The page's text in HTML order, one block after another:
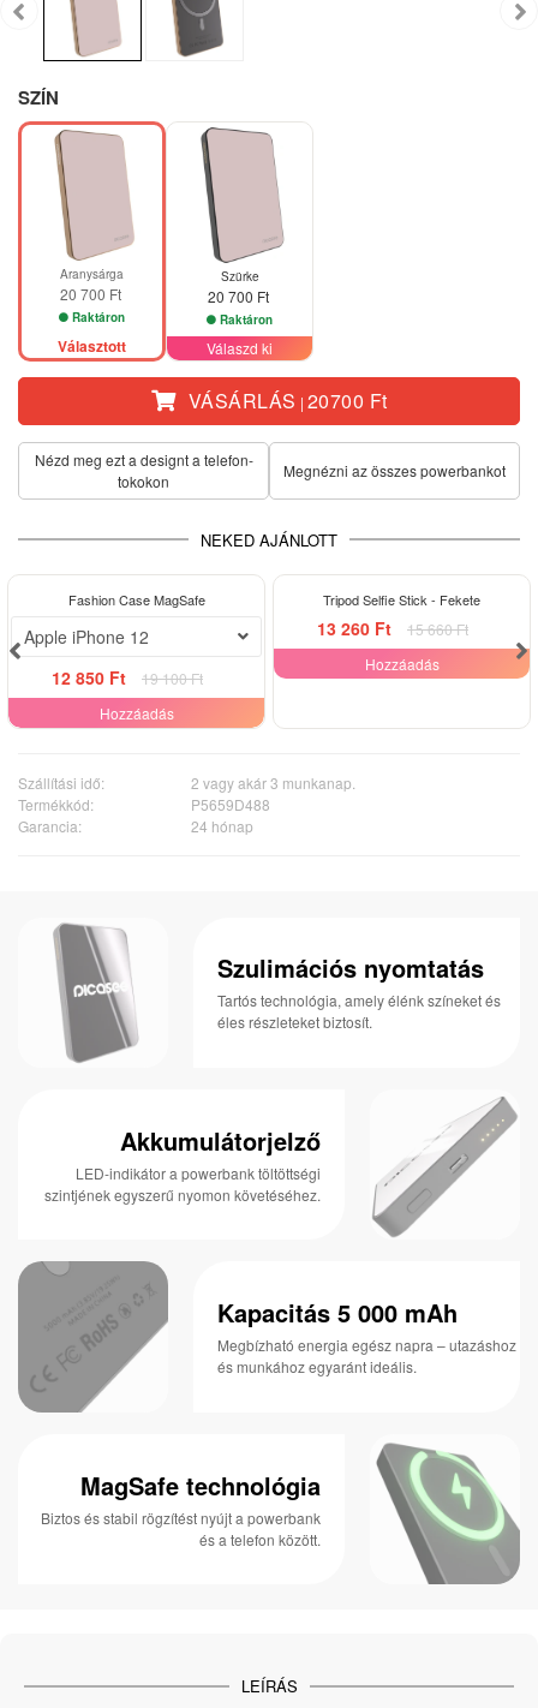
SZÍN
Aranysárga
20 700 Ft
Raktáron
Választott
Szürke
20 700 Ft
Raktáron
Válaszd ki
VÁSÁRLÁS | 20700 Ft
Nézd meg ezt a designt a telefon­
tokokon
Megnézni az összes powerbankot
NEKED AJÁNLOTT
Fashion Case MagSafe
Apple iPhone 12
12 850 Ft
19 100 Ft
Hozzáadás
Tripod Selfie Stick - Fekete
13 260 Ft
15 660 Ft
Hozzáadás
Szállítási idő:
2 vagy akár 3 munkanap.
Termékkód:
P5659D488
Garancia:
24 hónap
Szulimációs nyomtatás
Tartós technológia, amely élénk színeket és
éles részleteket biztosít.
Akkumulátorjelző
LED-indikátor a powerbank töltöttségi
szintjének egyszerű nyomon követéséhez.
Kapacitás 5 000 mAh
Megbízható energia egész napra – utazáshoz
és munkához egyaránt ideális.
MagSafe technológia
Biztos és stabil rögzítést nyújt a powerbank
és a telefon között.
LEÍRÁS